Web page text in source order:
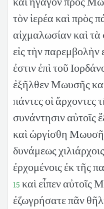
τὸν ἱερέα καὶ πρὸς
αἰχμαλωσίαν καὶ
εἰς τὴν
ἐστιν ἐπὶ τοῦ
ἐξῆλθεν Μωυσῆς
πάντες οἱ ἄρχοντες
συνάντησιν αὐτοῖς
καὶ ὠργίσθη Μωυσῆς
δυνάμεως
ἐρχομένοις ἐκ τῆς
15 καὶ εἶπεν αὐτοῖς
ἐζωγρήσατε πᾶν